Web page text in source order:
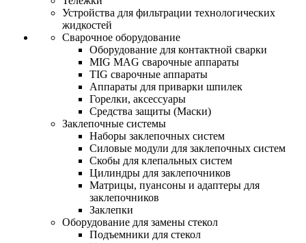
Устройства для фильтрации технологических
жидкостей
Сварочное оборудование
Оборудование для контактной сварки
MIG MAG сварочные аппараты
TIG сварочные аппараты
Аппараты для приварки шпилек
Горелки, аксессуары
Средства защиты (Маски)
Заклепочные системы
Наборы заклепочных систем
Силовые модули для заклепочных систем
Скобы для клепальных систем
Цилиндры для заклепочников
Матрицы, пуансоны и адаптеры для
заклепочников
Заклепки
Оборудование для замены стекол
Подъемники для стекол